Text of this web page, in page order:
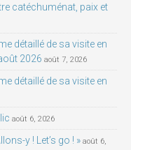
catéchuménat, paix et
détaillé de sa visite en
2026 août 7, 2026
détaillé de sa visite en
août 6, 2026
y ! Let’s go ! » août 6,